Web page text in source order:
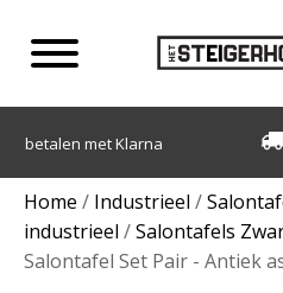
Eigen bezorgdienst in NL
Home / Industrieel /
industrieel /Salontafels
Salontafel Set Pair - Antiek